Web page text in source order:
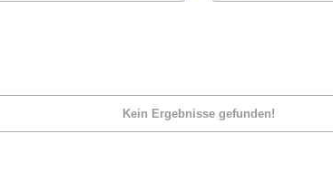
Kein Ergebnisse gefunden!